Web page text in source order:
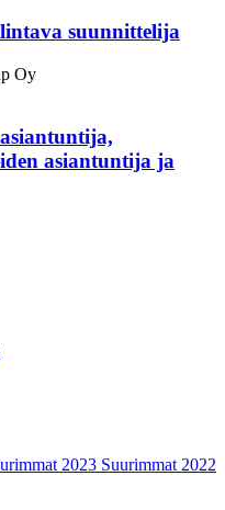
suunnittelija
Oy
asiantuntija ja
2023 Suurimmat 2022